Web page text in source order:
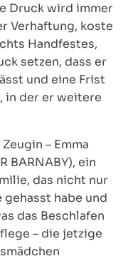
Druck wird immer
Verhaftung, koste
Handfestes,
setzen, dass er
und eine Frist
in der er weitere
– Emma
BARNABY), ein
das nicht nur
gehasst habe und
das Beschlafen
– die jetzige